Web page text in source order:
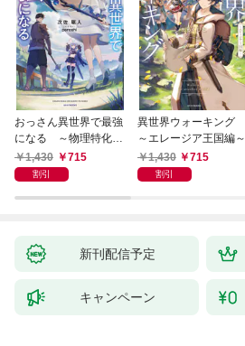
おっさん異世界で最強
になる ～物理特化の
覚醒者～
1,430 715
割引
異世界ウォーキング
～エレージア王国編～
1,430
715
割引
新刊配信予定
キャンペーン